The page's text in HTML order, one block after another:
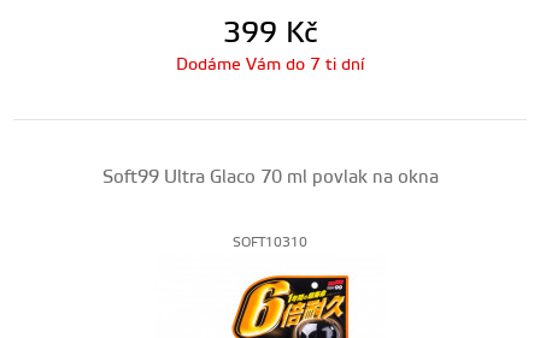
399 Kč
Dodáme Vám do 7 ti dní
Soft99 Ultra Glaco 70 ml povlak na okna
SOFT10310